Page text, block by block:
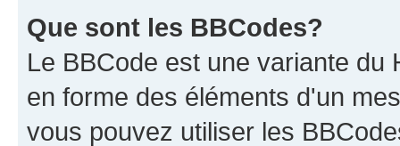
Que sont les BBCodes?
Le BBCode est une variante du
en forme des éléments d'un
vous pouvez utiliser les